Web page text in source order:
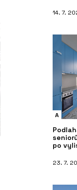
14. 7.
A
po
23. 7.